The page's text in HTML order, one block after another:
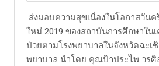
ส่งมอบความสุขเนื่องในโอกาสวัน
ใหม่ 2019 ของสถาบันการศึกษาใน
ป่วยตามโรงพยาบาลในจังหวัดฉะเชิ
พยาบาล นำโดย คุณป้าประไพ วรศิ